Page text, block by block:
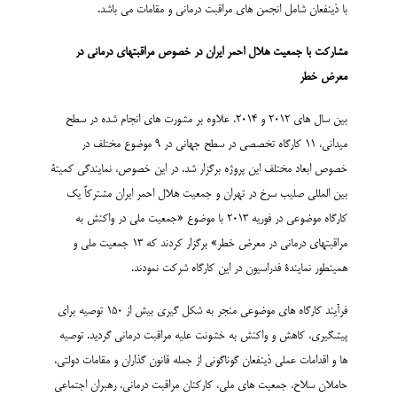
با ذینفعان شامل انجمن های مراقبت درمانی و مقامات می باشد.
مشارکت با جمعیت هلال احمر ایران در خصوص مراقبتهای درمانی در
معرض خطر
بین سال های 2012 و 2014، علاوه بر مشورت های انجام شده در سطح
میدانی، 11 کارگاه تخصصی در سطح جهانی در 9 موضوع مختلف در
خصوص ابعاد مختلف این پروژه برگزار شد. در این خصوص، نمایندگی کمیتۀ
بین المللی صلیب سرخ در تهران و جمعیت هلال احمر ایران مشترکاً یک
کارگاه موضوعی در فوریه 2013 با موضوع «جمعیت ملی در واکنش به
مراقبتهای درمانی در معرض خطر» برگزار کردند که 13 جمعیت ملی و
همینطور نمایندۀ فدراسیون در این کارگاه شرکت نمودند.
فرآیند کارگاه های موضوعی منجر به شکل گیری بیش از 150 توصیه برای
پیشگیری، کاهش و واکنش به خشونت علیه مراقبت درمانی گردید. توصیه
ها و اقدامات عملی ذینفعان گوناگونی از جمله قانون گذاران و مقامات دولتی،
حاملان سلاح، جمعیت های ملی، کارکنان مراقبت درمانی، رهبران اجتماعی